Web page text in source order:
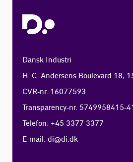
Dansk Industri
H. C. Andersens Boulevard 18,
CVR-nr. 16077593
Transparency-nr. 5749958415-
Telefon: +45 3377 3377
E-mail:di@di.dk